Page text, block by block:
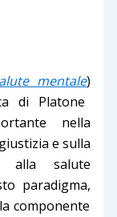
mentale)
di Platone
nella
e sulla
alla salute
paradigma,
componente